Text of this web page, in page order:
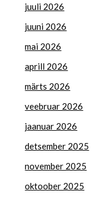
juuli 2026
juuni 2026
mai 2026
aprill 2026
märts 2026
veebruar 2026
jaanuar 2026
detsember 2025
november 2025
oktoober 2025